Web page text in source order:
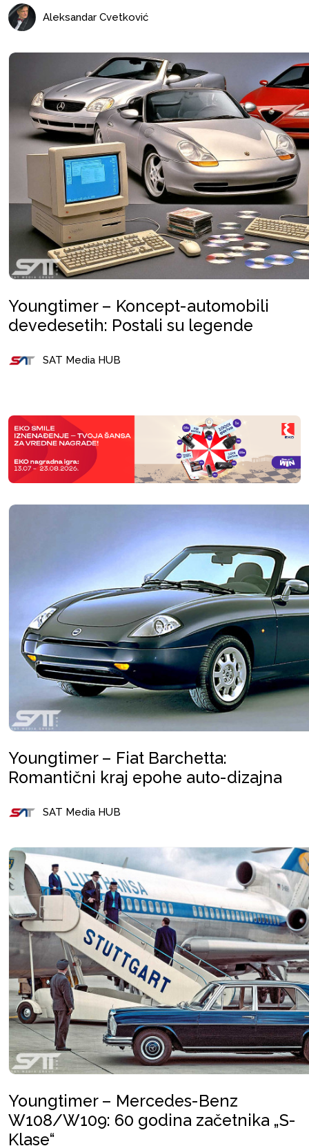
Aleksandar Cvetković
Youngtimer – Koncept-automobili
devedesetih: Postali su legende
SAT Media HUB
Youngtimer – Fiat Barchetta:
Romantični kraj epohe auto-dizajna
SAT Media HUB
Youngtimer – Mercedes-Benz
W108/W109: 60 godina začetnika „S-
Klase“